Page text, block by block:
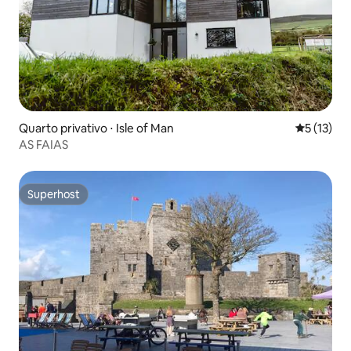
Quarto privativo ⋅ Isle of Man 5 de uma
5 (13)
AS FAIAS
Superhost
Superhost